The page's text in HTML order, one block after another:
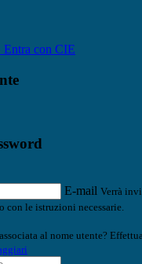
Entra con CIE
E-mail Verrà
le istruzioni necessarie.
al nome utente?